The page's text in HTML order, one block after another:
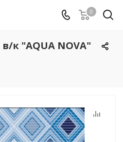
0
к "AQUA NOVA"